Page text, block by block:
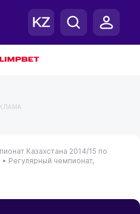
Казахстана 2014/15 по
Регулярный чемпионат,